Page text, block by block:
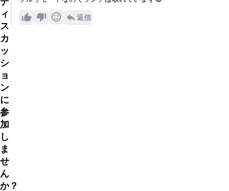
ィ
ス
カ
ッ
シ
ョ
ン
に
参
加
し
ま
せ
ん
か？
返信